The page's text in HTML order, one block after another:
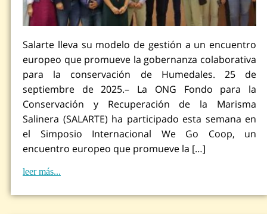
Salarte lleva su modelo de gestión a un encuentro
europeo que promueve la gobernanza colaborativa
para la conservación de Humedales. 25 de
septiembre de 2025.– La ONG Fondo para la
Conservación y Recuperación de la Marisma
Salinera (SALARTE) ha participado esta semana en
el Simposio Internacional We Go Coop, un
encuentro europeo que promueve la […]
leer más...